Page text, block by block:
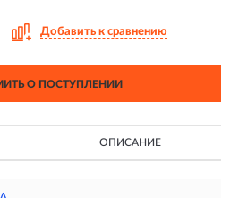
Добавить к сравнению
О ПОСТУПЛЕНИИ
ОПИСАНИЕ